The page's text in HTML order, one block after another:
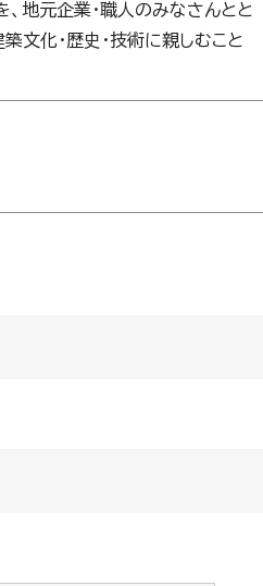
、地元企業・職人のみなさんとと
文化・歴史・技術に親しむこと